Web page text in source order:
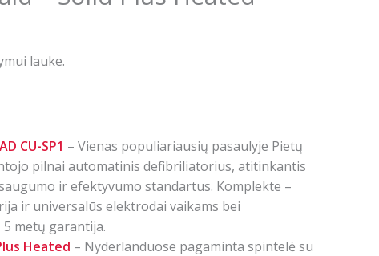
lauke.
CU-SP1 – Vienas populiariausių pasaulyje Pietų
pilnai automatinis defibriliatorius, atitinkantis
ir efektyvumo standartus. Komplekte –
ir universalūs elektrodai vaikams bei
metų garantija.
Heated – Nyderlanduose pagaminta spintelė su